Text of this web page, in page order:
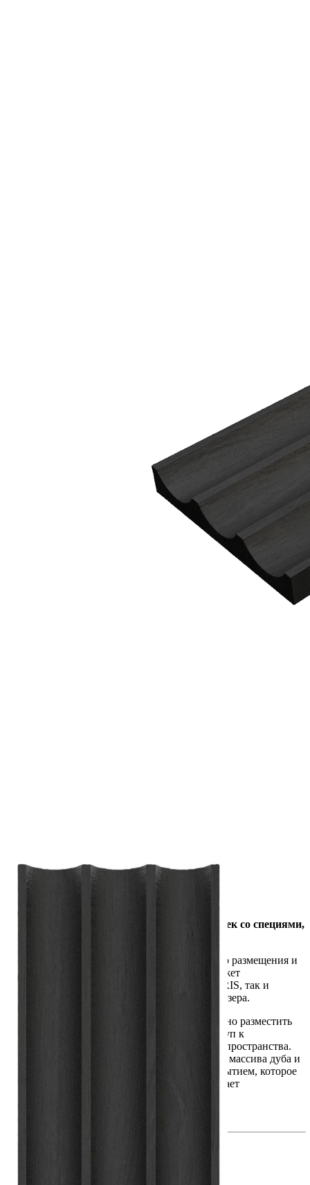
5 940 ₽
Упаковать в подарочную упаковку
В корзину
Купить в 1 клик
Артикул: TE-SP-V3-BL
Держатель TETRIS (вставка А) для 9 баночек со специями,
Держатель TETRIS предназначен для удобного размещения и
хранения баночек со специями. Аксессуар может
использоваться как совместно с лотками TETRIS, так и
отдельно в качестве самостоятельного органайзера.
Вертикальная конструкция позволяет компактно разместить
до девяти баночек, обеспечивая удобный доступ к
содержимому и рациональное использование пространства.
Изделие выполнено вручную из натурального массива дуба и
покрыто морилкой с защитным лаковым покрытием, которое
подчеркивает красоту древесины и обеспечивает